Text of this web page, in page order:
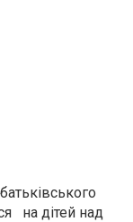
на дітей над